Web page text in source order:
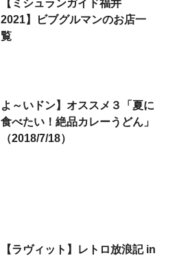
【ミシュランガイド福井
2021】ビブグルマンのお店一
覧
よ～いドン】オススメ３「夏に
食べたい！絶品カレーうどん」
（2018/7/18）
【ラヴィット】レトロ放浪記 in